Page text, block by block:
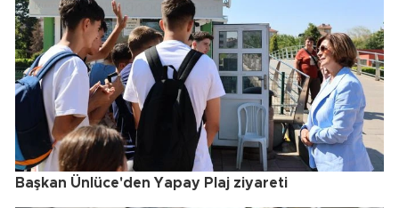
Başkan Ünlüce'den Yapay Plaj ziyareti